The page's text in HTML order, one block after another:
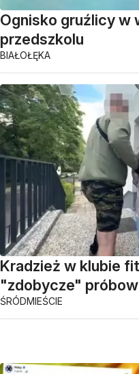
Ognisko gruźlicy w
przedszkolu
BIAŁOŁĘKA
Kradzież w klubie
"zdobycze"
ŚRÓDMIEŚCIE